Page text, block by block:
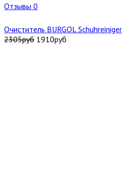
Отзывы 0
Очиститель BURGOL Schuhreiniger
2305руб 1910руб